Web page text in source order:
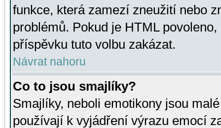
funkce, která zamezí zneužití nebo
problémů. Pokud je HTML
příspěvku tuto volbu zakázat.
Návrat nahoru
Co to jsou smajlíky?
Smajlíky, neboli emotikony jsou
používají k vyjádření výrazu emocí